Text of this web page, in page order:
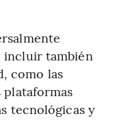
incluir también
como las
tecnológicas y